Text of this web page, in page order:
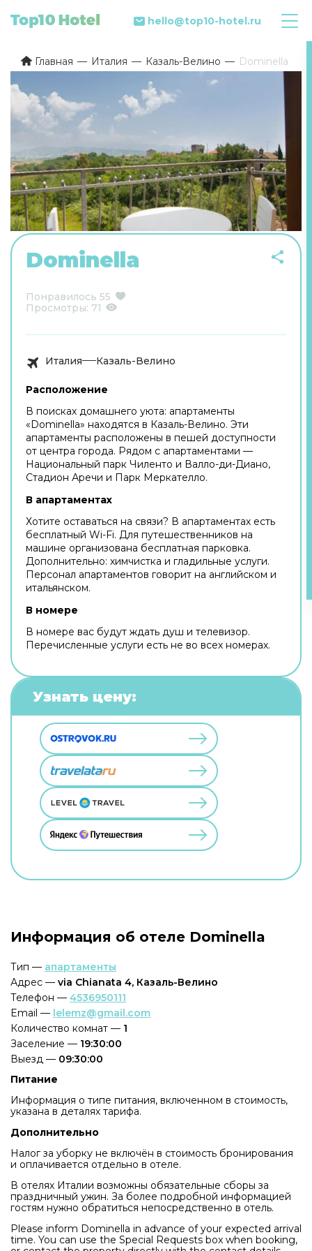
hello@top10-hotel.ru
Главная Италия Казаль-Велино Dominella
Dominella
Понравилось 55
Просмотры: 71
Италия Казаль-Велино
Расположение
В поисках домашнего уюта: апартаменты
«Dominella» находятся в Казаль-Велино. Эти
апартаменты расположены в пешей доступности
от центра города. Рядом с апартаментами —
Национальный парк Чиленто и Валло-ди-Диано,
Стадион Аречи и Парк Меркателло.
В апартаментах
Хотите оставаться на связи? В апартаментах есть
бесплатный Wi-Fi. Для путешественников на
машине организована бесплатная парковка.
Дополнительно: химчистка и гладильные услуги.
Персонал апартаментов говорит на английском и
итальянском.
В номере
В номере вас будут ждать душ и телевизор.
Перечисленные услуги есть не во всех номерах.
Узнать цену:
Информация об отеле Dominella
Тип — апартаменты
Адрес — via Chianata 4, Казаль-Велино
Телефон — 4536950111
Email — lelemz@gmail.com
Количество комнат — 1
Заселение — 19:30:00
Выезд — 09:30:00
Питание
Информация о типе питания, включенном в стоимость,
указана в деталях тарифа.
Дополнительно
Налог за уборку не включён в стоимость бронирования
и оплачивается отдельно в отеле.
В отелях Италии возможны обязательные сборы за
праздничный ужин. За более подробной информацией
гостям нужно обратиться непосредственно в отель.
Please inform Dominella in advance of your expected arrival
time. You can use the Special Requests box when booking,